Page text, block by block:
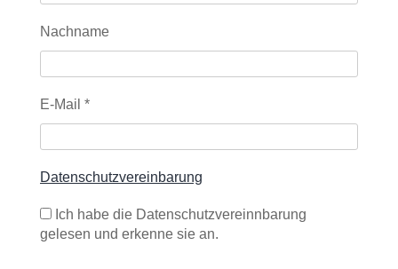
Nachname
E-Mail *
Datenschutzvereinbarung
Ich habe die Datenschutzvereinnbarung
gelesen und erkenne sie an.